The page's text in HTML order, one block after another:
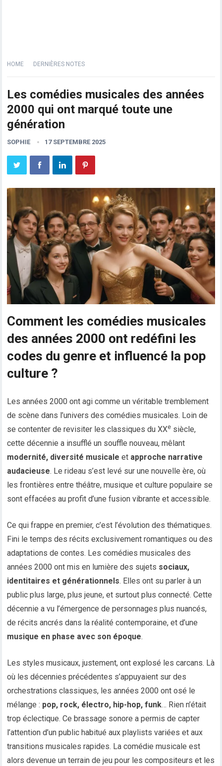
HOME DERNIÈRES NOTES
Les comédies musicales des années
2000 qui ont marqué toute une
génération
SOPHIE 17 SEPTEMBRE 2025
Comment les comédies musicales
des années 2000 ont redéfini les
codes du genre et influencé la pop
culture ?
Les années 2000 ont agi comme un véritable tremblement
de scène dans l’univers des comédies musicales. Loin de
se contenter de revisiter les classiques du XXe siècle,
cette décennie a insufflé un souffle nouveau, mêlant
modernité, diversité musicale et approche narrative
audacieuse. Le rideau s’est levé sur une nouvelle ère, où
les frontières entre théâtre, musique et culture populaire se
sont effacées au profit d’une fusion vibrante et accessible.
Ce qui frappe en premier, c’est l’évolution des thématiques.
Fini le temps des récits exclusivement romantiques ou des
adaptations de contes. Les comédies musicales des
années 2000 ont mis en lumière des sujets sociaux,
identitaires et générationnels. Elles ont su parler à un
public plus large, plus jeune, et surtout plus connecté. Cette
décennie a vu l’émergence de personnages plus nuancés,
de récits ancrés dans la réalité contemporaine, et d’une
musique en phase avec son époque.
Les styles musicaux, justement, ont explosé les carcans. Là
où les décennies précédentes s’appuyaient sur des
orchestrations classiques, les années 2000 ont osé le
mélange : pop, rock, électro, hip-hop, funk… Rien n’était
trop éclectique. Ce brassage sonore a permis de capter
l’attention d’un public habitué aux playlists variées et aux
transitions musicales rapides. La comédie musicale est
alors devenue un terrain de jeu pour les compositeurs et les